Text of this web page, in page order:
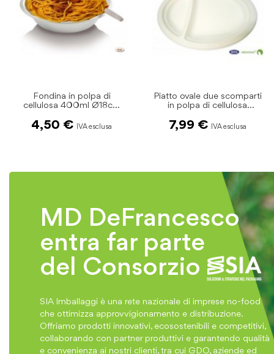
Piatto ovale due scomparti
in polpa di cellulosa
7,99 €
Piatto piano per pizza in
polpa di cellulosa
12,90 €
MD DeFrancesco
entra far parte
del Consorzio
SIA Imballaggi è una rete nazionale di imprese no-food
che ottimizza approvvigionamento e distribuzione.
Offriamo prodotti innovativi, ecosostenibili e competitivi,
collaborando con partner produttivi e garantendo qualità
e convenienza ai nostri clienti, tra cui GDO, aziende ed